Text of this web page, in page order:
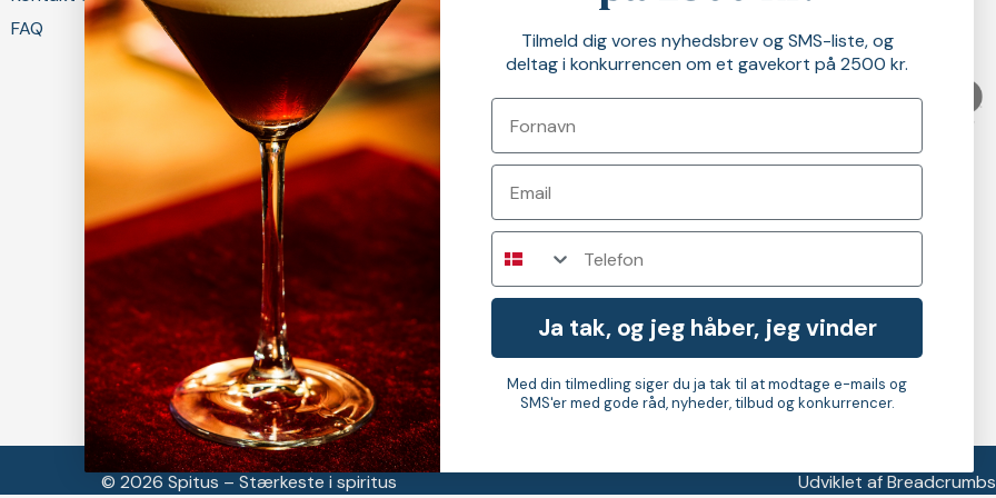
FAQ
Privatlivspolitik
TILMELD MIG NYHEDSBREVET
© 2026 Spitus – Stærkeste i spiritus Udviklet af Breadcrumbs
Tilmeld dig vores nyhedsbrev og SMS-liste, og
deltag i konkurrencen om et gavekort på 2500 kr.
Telefon
Ja tak, og jeg håber, jeg vinder
Med din tilmedling siger du ja tak til at modtage e-mails og
SMS'er med gode råd, nyheder, tilbud og konkurrencer.